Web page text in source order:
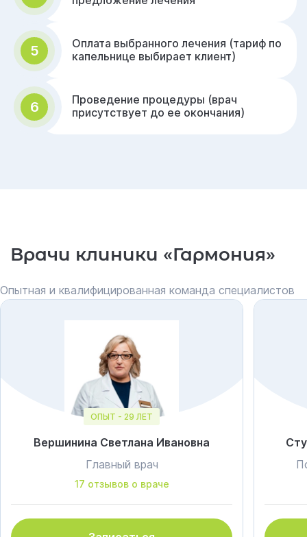
5
Оплата выбранного лечения (тариф по
капельнице выбирает клиент)
6
Проведение процедуры (врач
присутствует до ее окончания)
Врачи клиники «Гармония»
Опытная и квалифицированная команда специалистов
ОПЫТ - 29 ЛЕТ
Вершинина Светлана Ивановна
Главный врач
17 отзывов о враче